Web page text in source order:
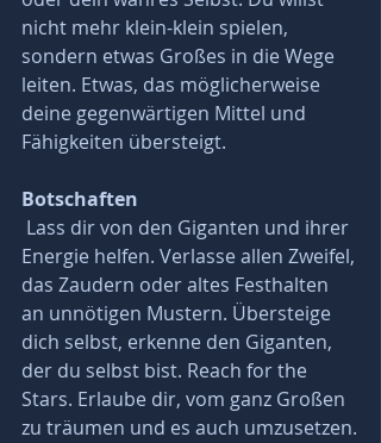
nicht mehr klein-klein spielen,
sondern etwas Großes in die Wege
leiten. Etwas, das möglicherweise
deine gegenwärtigen Mittel und
Fähigkeiten übersteigt.
Botschaften
Energie helfen. Verlasse allen Zweifel,
das Zaudern oder altes Festhalten
an unnötigen Mustern. Übersteige
dich selbst, erkenne den Giganten,
der du selbst bist. Reach for the
Stars. Erlaube dir, vom ganz Großen
zu träumen und es auch umzusetzen.